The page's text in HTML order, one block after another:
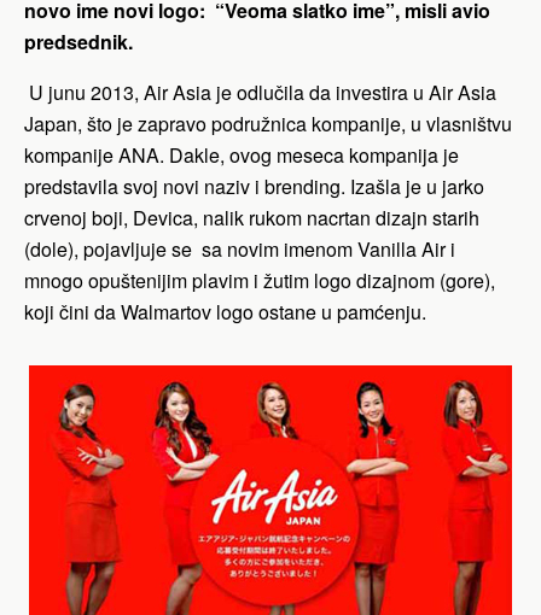
novo ime novi logo: “Veoma slatko ime”, misli avio
predsednik.
U junu 2013, Air Asia je odlučila da investira u Air Asia
Japan, što je zapravo podružnica kompanije, u vlasništvu
kompanije ANA. Dakle, ovog meseca kompanija je
predstavila svoj novi naziv i brending. Izašla je u jarko
crvenoj boji, Devica, nalik rukom nacrtan dizajn starih
(dole), pojavljuje se sa novim imenom Vanilla Air i
mnogo opuštenijim plavim i žutim logo dizajnom (gore),
koji čini da Walmartov logo ostane u pamćenju.